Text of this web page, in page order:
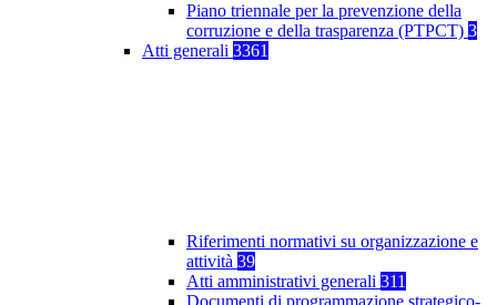
Piano triennale per la prevenzione della
corruzione e della trasparenza (PTPCT) 3
Atti generali 3361
Riferimenti normativi su organizzazione e
attività 39
Atti amministrativi generali 311